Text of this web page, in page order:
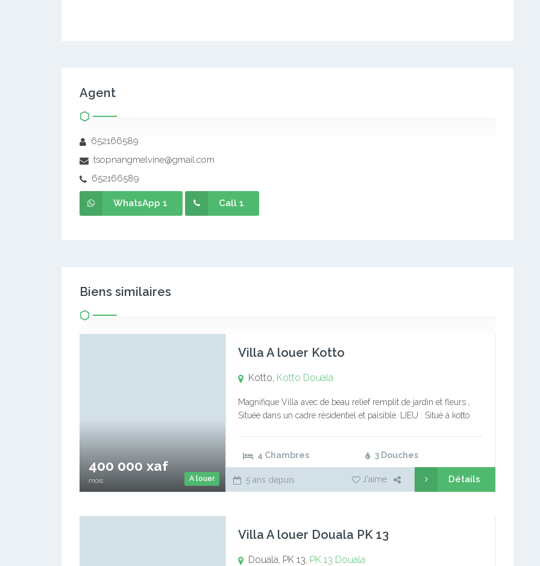
Agent
652166589
tsopnangmelvine@gmail.com
652166589
WhatsApp 1 Call 1
Biens similaires
A louer
400 000 xaf
mois
Villa A louer Kotto
Kotto, Kotto Douala
Magnifique Villa avec de beau relief remplit de jardin et fleurs ,
Située dans un cadre résidentiel et paisible. LIEU : Situé à kotto
4 Chambres 3 Douches
5 ans depuis J'aime Détails
Villa A louer Douala PK 13
Douala, PK 13, PK 13 Douala